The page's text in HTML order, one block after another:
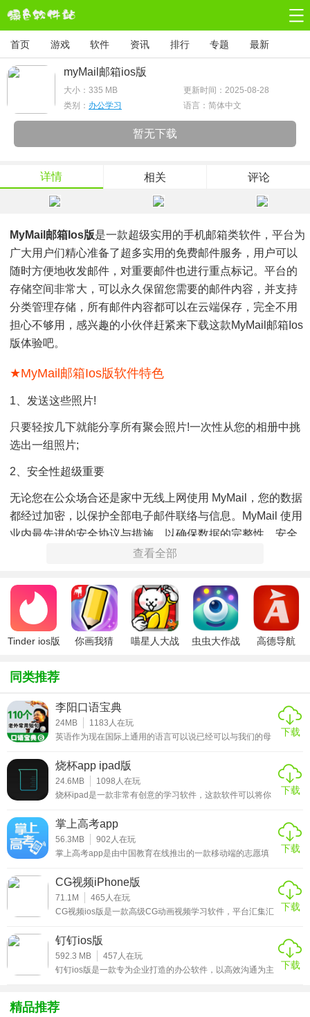
首页 游戏 软件 资讯 排行 专题 最新
myMail邮箱ios版
大小： 335 MB
更新时间：2025-08-28
类别： 办公学习 语言：简体中文
暂无下载
详情 相关 评论
MyMail邮箱ios版是一款超级实用的手机邮箱类软件，平台为
广大用户们精心准备了超多实用的免费邮件服务，用户可以
随时方便地收发邮件，对重要邮件也进行重点标记。平台的
存储空间非常大，可以永久保留您需要的邮件内容，并支持
分类管理存储，所有邮件内容都可以在云端保存，完全不用
担心不够用，感兴趣的小伙伴赶紧来下载这款myMail邮箱ios
版体验吧。
★myMail邮箱ios版软件特色
1、发送这些照片!
只要轻按几下就能分享所有聚会照片!一次性从您的相册中挑
选出一组照片;
2、安全性超级重要
无论您在公众场合还是家中无线上网使用 MyMail，您的数据
都经过加密，以保护全部电子邮件联络与信息。myMail 使用
业内最先进的安全协议与措施，以确保数据的完整性、安全
大量运用电子邮件的用户会惊叹于 MyMail 的高速，无论邮件
或联系人数量有多高。myMail 完全写在本机代码，采用先进
的数据压缩技术以节省带宽，这得益于我们工程师的专业知
1、能够添加多个不同平台的邮箱，各类企业邮箱及个人邮箱
都支持添加;
3、能够便捷进行跨国办公，云机房遍布海外，邮件传递及
时，交流更顺畅;
的安全和稳定;
4、自动为你过滤掉大量的垃圾、广告邮件，确保你能处于清
★myMail邮箱ios版软件优势
务，让个人和企业邮箱功能都更齐全;
2、智能识别和检测垃圾邮件，为你自动过滤垃圾邮件，创造
3、邮件传输速度快，支持快速回复、编辑邮件，也可直接一
查看全部
Tinder ios版
你画我猜
喵星人大战
虫虫大作战
高德导航
同类推荐
李阳口语宝典
24MB 1183 人在玩
英语作为现在国际上通用的语言可以说已经可以与我们的母
试一下使用李阳口语宝典app来练习口语。这是一款英语教
学应用，是目前手机平台上能够快速的学习英语口语的软
件，疯狂英语的创始人李阳从成千上万复杂的口语句子中挑
选出了外国人在生活中最喜欢使用的110个超级短句，经过
下载
烧杯app ipad版
24.6MB 1098 人在玩
烧杯ipad是一款非常有创意的学习软件，这款软件可以将你
供的150多种药剂和300多种化学反应来进行实验，让用户可
以用这款软件随时随地安全的进行各种化学实验。化学课一
直都是学生接触实验最多的课程，课程中的许多内容都是需
要在实验室进行实验的，许多令人头疼的化学方程式和反应
下载
掌上高考app
56.3MB 902 人在玩
掌上高考app是由中国教育在线推出的一款移动端的志愿填
答疑三个功能，让刚刚考完高考的考生和家长可以精准的了
解教育信息和校园动态。刚刚考完的考生有的已经有了自己
中意的大学，有的考生则是对于这么多学校感到迷茫，如果
不知道怎样才能填上自己想上的大学，可以通过这款软件来
下载
CG视频iPhone版
71.1M 465 人在玩
CG视频ios版是一款高级CG动画视频学习软件，平台汇集汇
类非常的丰富齐全，所有的视频都支持1080P超清播放，且
完全支持中英文双字幕，内容介绍直观明了，在核心技术以
及工作流程等方面更是做了详细的介绍，感兴趣的小伙伴赶
紧来下载这款CG视频ios版体验吧。
下载
钉钉ios版
592.3 MB 457 人在玩
钉钉ios版是一款专为企业打造的办公软件，以高效沟通为主
通，还提供免费短信、语音通话功能，包含新闻、日志、审
批、钉盘等等，使沟通更高效，提高工作效率，感兴趣的小
下载
精品推荐